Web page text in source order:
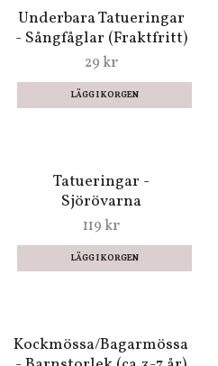
- Superhjältar
(Fraktfritt)
29 kr
Underbara Tatueringar
- Sångfåglar (Fraktfritt)